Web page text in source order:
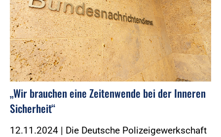
„Wir brauchen eine Zeitenwende bei der Inneren
Sicherheit“
12.11.2024 | Die Deutsche Polizeigewerkschaft